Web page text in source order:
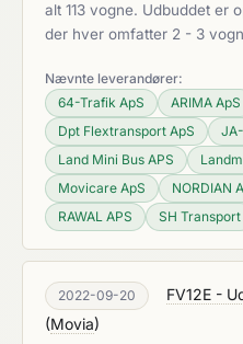
alt 113 vogne. Udbuddet er
der hver omfatter 2 - 3
Nævnte leverandører:
64-Trafik ApS
ARIMA ApS
Dpt Flextransport ApS
Land Mini Bus APS
Movicare ApS
NORDIAN
RAWAL APS
SH Transport
2022-09-20
FV12E -
(Movia)